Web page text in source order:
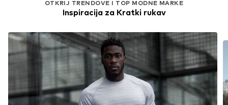
OTKRIJ TRENDOVE I TOP MODNE MARKE
Inspiracija za Kratki rukav